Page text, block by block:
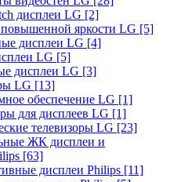
дисплеи LG [2]
яркости LG [5]
дисплеи LG [4]
LG [5]
дисплеи LG [3]
LG [13]
обеспечение LG [1]
для дисплеев LG [1]
телевизоры LG [23]
ЖК дисплеи и
[63]
дисплеи Philips [11]